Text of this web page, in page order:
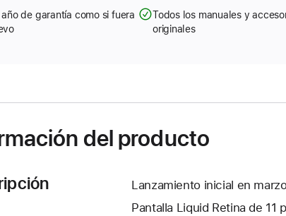
año de garantía como si fuera
Todos los manuales y
originales
del producto
Lanzamiento inicial en
Pantalla Liquid Retina de 11